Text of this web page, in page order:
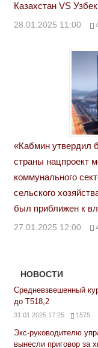
Казахстан VS
28.01.2025 11:00
«Кабмин утвердил
страны нацпроект
коммунального
сельского
был приближен к
27.01.2025 12:00
НОВОСТИ
Средневзвешенный
до Т518,2
31.01.2025 17:25 1575
Экс-руководителю
вынесли приговор за